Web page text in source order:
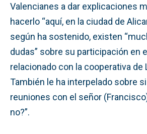
Valencianes a dar explicaciones
hacerlo “aquí, en la ciudad de
según ha sostenido, existen
dudas” sobre su participación en
relacionado con la cooperativa de
También le ha interpelado sobre
reuniones con el señor
no?”.